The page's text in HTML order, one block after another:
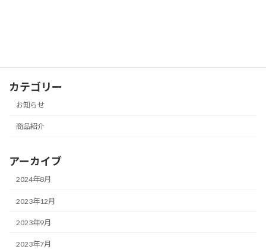
カテゴリー
お知らせ
商品紹介
アーカイブ
2024年8月
2023年12月
2023年9月
2023年7月